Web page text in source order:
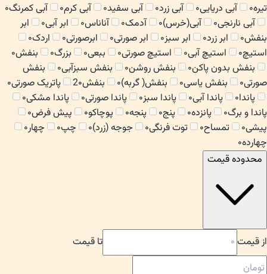
تیره۰ آبی دریایی۰ آبی زرد۰ آبی سفید۰ آبی کرم۰ آبی کمرنگ۰
آبی نارنجی۰ آبی(خرس)۰ آدمک۰ آناناس۰ ابر آبی۰
ابر
بنفش۰ ابر زرد۰ ابر سبز۰ ابر صورتی۰ ابرصورتی۰ اردک۰
استیچ۰ استیچ آبی۰ استیچ صورتی۰ ببعی۰ بزرگ۰ بنفش۰
بنفش بدون پاکن۰ بنفش روشن۰ بنفش سبزآبی۰
بنفش
صورتی۰ بنفش یاسی۰ بنفش( گربه)۰ بنفش2۰ پاتریک صورتی۰
پاندا۰ پاندا آبی۰ پاندا سبز۰ پاندا صورتی۰ پاندا مشکی۰
پاندا و برگ۰ پانزده۰ پنج۰ پنجه۰ پوچاکو۰ پیش فرض۰
پیشی۰ تمساح۰ توت فرنگی۰ جوجه (زرد)۰ چپ۰ چهار۰
چهارده۰
محدوده قیمت
از قیمت تا قیمت